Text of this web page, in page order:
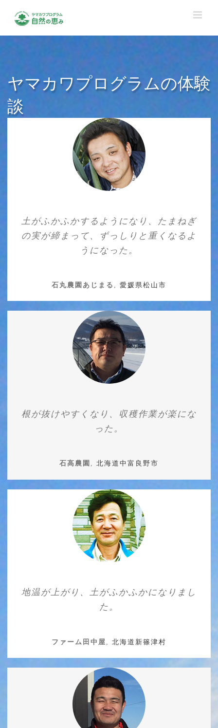
content
ヤマカワプログラムの体験
談
土がふかふかするようになり、たまねぎ
の実が締まって、ずっしりと重くなるよ
うになった。
石丸農園あじまる , 愛媛県松山市
根が抜けやすくなり、収穫作業が楽にな
った。
石高農園 , 北海道中富良野市
地温が上がり、土がふかふかになりまし
た。
ファーム田中屋 北海道新篠津村